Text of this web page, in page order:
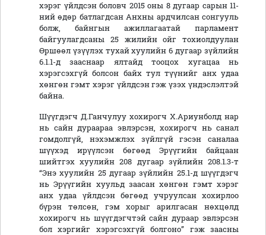
хэрэг үйлдсэн боловч 2015 оны 8 дугаар сарын 11-
ний өдөр батлагдсан Анхны ардчилсан сонгууль
болж, байнгын ажиллагаатай парламент
байгуулагдсаны 25 жилийн ойг тохиолдуулан
Өршөөл үзүүлэх тухай хуулийн 6 дугаар зүйлийн
6.1.1-д зааснаар ялтайд тооцох хугацаа нь
хэрэгсэхгүй болсон байх тул түүнийг анх удаа
хөнгөн гэмт хэрэг үйлдсэн гэж үзэх үндэслэлтэй
байна.
Шүүгдэгч Д.Ганчулуу хохирогч Х.Ариунболд нар
нь сайн дураараа эвлэрсэн, хохирогч нь санал
гомдолгүй, нэхэмжлэх зүйлгүй гэсэн саналаа
шүүхэд ирүүлсэн бөгөөд Эрүүгийн байцаан
шийтгэх хуулийн 208 дугаар зүйлийн 208.1.3-т
“Энэ хуулийн 25 дугаар зүйлийн 25.1-д шүүгдэгч
нь Эрүүгийн хуульд заасан хөнгөн гэмт хэрэг
анх удаа үйлдсэн бөгөөд учруулсан хохирлоо
бүрэн төлсөн, гэм хорыг арилгасан нөхцөлд
хохирогч нь шүүгдэгчтэй сайн дураар эвлэрсэн
бол хэргийг хэрэгсэхгүй болгоно” гэж заасны